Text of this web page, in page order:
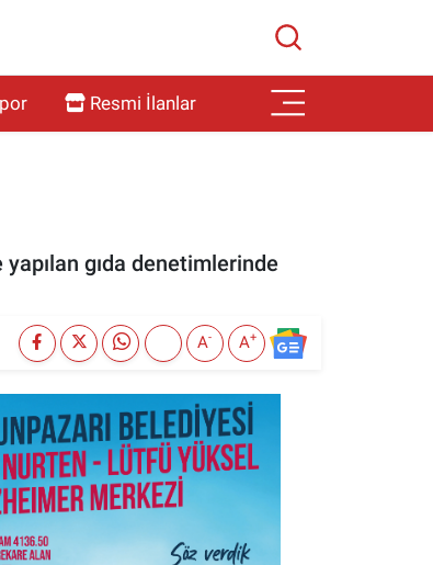
Resmi İlanlar
gıda denetimlerinde
A- A+